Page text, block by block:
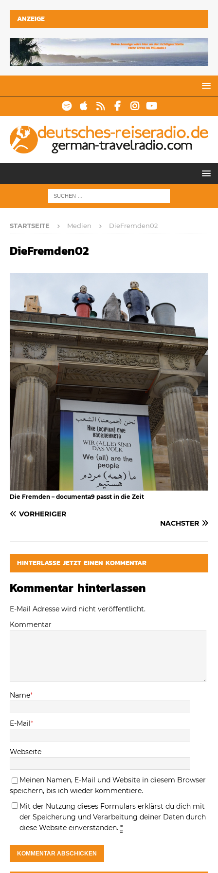
ANZEIGE
STARTSEITE Medien DieFremden02
DieFremden02
Die Fremden – documenta9 passt in die Zeit
VORHERIGER
NÄCHSTER
HINTERLASSE JETZT EINEN KOMMENTAR
Kommentar hinterlassen
E-Mail Adresse wird nicht veröffentlicht.
Kommentar
Name*
E-Mail*
Webseite
Meinen Namen, E-Mail und Website in diesem Browser
speichern, bis ich wieder kommentiere.
Mit der Nutzung dieses Formulars erklärst du dich mit
der Speicherung und Verarbeitung deiner Daten durch
diese Website einverstanden. *